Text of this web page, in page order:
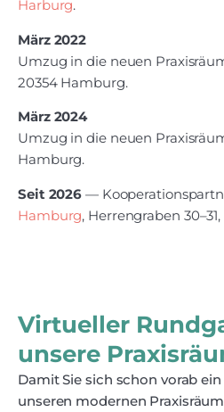
Harburg.
März 2022
Umzug in die neuen
20354 Hamburg.
März 2024
Umzug in die neuen
Hamburg.
Seit 2026 —
Hamburg, Herrengraben
Virtueller
unsere
Damit Sie sich schon vorab
unseren modernen